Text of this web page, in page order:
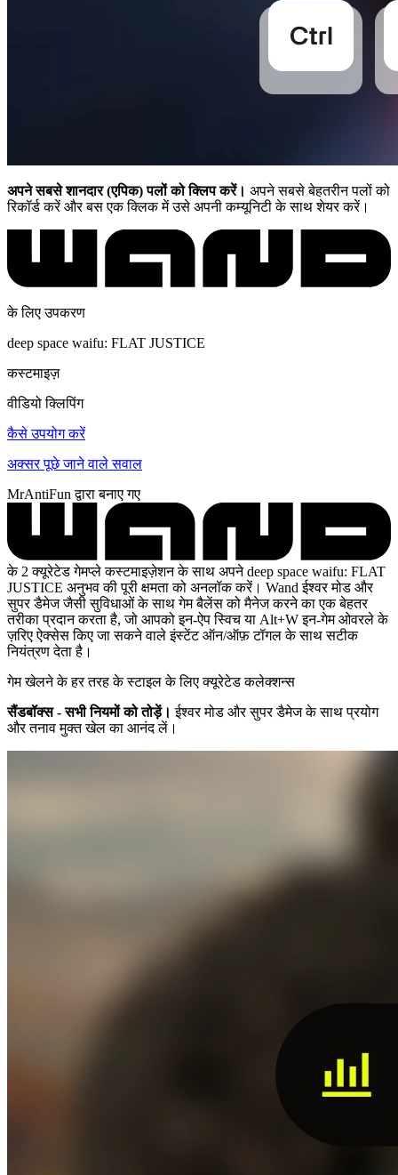
अपने सबसे शानदार (एपिक) पलों को क्लिप करें। अपने सबसे बेहतरीन पलों को
रिकॉर्ड करें और बस एक क्लिक में उसे अपनी कम्यूनिटी के साथ शेयर करें।
के लिए उपकरण
deep space waifu: FLAT JUSTICE
कस्टमाइज़
वीडियो क्लिपिंग
कैसे उपयोग करें
अक्सर पूछे जाने वाले सवाल
MrAntiFun द्वारा बनाए गए
के 2 क्यूरेटेड गेमप्ले कस्टमाइज़ेशन के साथ अपने deep space waifu: FLAT
JUSTICE अनुभव की पूरी क्षमता को अनलॉक करें। Wand ईश्वर मोड और
सुपर डैमेज जैसी सुविधाओं के साथ गेम बैलेंस को मैनेज करने का एक बेहतर
तरीका प्रदान करता है, जो आपको इन-ऐप स्विच या Alt+W इन-गेम ओवरले के
ज़रिए ऐक्सेस किए जा सकने वाले इंस्टेंट ऑन/ऑफ़ टॉगल के साथ सटीक
नियंत्रण देता है।
गेम खेलने के हर तरह के स्टाइल के लिए क्यूरेटेड कलेक्शन्स
सैंडबॉक्स - सभी नियमों को तोड़ें। ईश्वर मोड और सुपर डैमेज के साथ प्रयोग
और तनाव मुक्त खेल का आनंद लें।